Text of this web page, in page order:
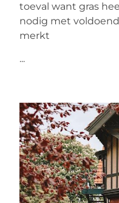
toeval want gras
nodig met
merkt
...